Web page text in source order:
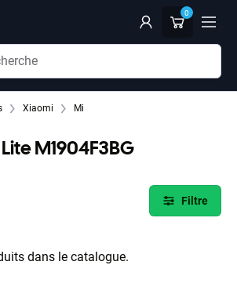
0
Xiaomi Mi
M1904F3BG
Filtre
dans le catalogue.